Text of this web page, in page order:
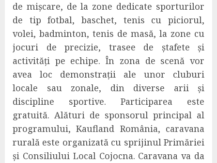
de mișcare, de la zone dedicate sporturilor
de tip fotbal, baschet, tenis cu piciorul,
volei, badminton, tenis de masă, la zone cu
jocuri de precizie, trasee de ștafete și
activități pe echipe. În zona de scenă vor
avea loc demonstrații ale unor cluburi
locale sau zonale, din diverse arii și
discipline sportive. Participarea este
gratuită. Alături de sponsorul principal al
programului, Kaufland România, caravana
rurală este organizată cu sprijinul Primăriei
și Consiliului Local Cojocna. Caravana va da